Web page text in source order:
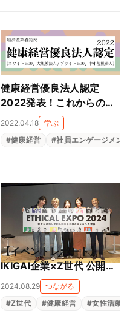
健康経営優良法人認定
2022発表！これからの健
康経営とは
2022.04.18 学ぶ
#健康経営 #社員エンゲージメント
【イベントレポート】
IKIGAI企業×Z世代 公開リ
バースメンタリング「女性
従業員の比率を高めるには
どうすればいい？（都築電
2024.08.29 つながる
#Z世代 #健康経営 #女性活躍